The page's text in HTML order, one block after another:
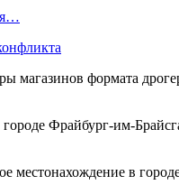
магазинов формата
Фрайбург-им-
местонахождение в